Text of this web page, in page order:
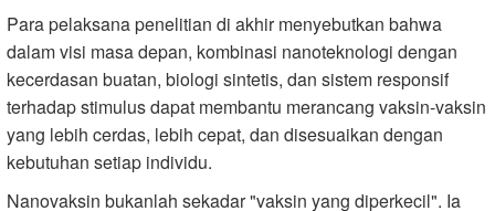
Para pelaksana penelitian di akhir menyebutkan bahwa
dalam visi masa depan, kombinasi nanoteknologi dengan
kecerdasan buatan, biologi sintetis, dan sistem responsif
terhadap stimulus dapat membantu merancang vaksin-vaksin
yang lebih cerdas, lebih cepat, dan disesuaikan dengan
kebutuhan setiap individu.
Nanovaksin bukanlah sekadar "vaksin yang diperkecil". Ia